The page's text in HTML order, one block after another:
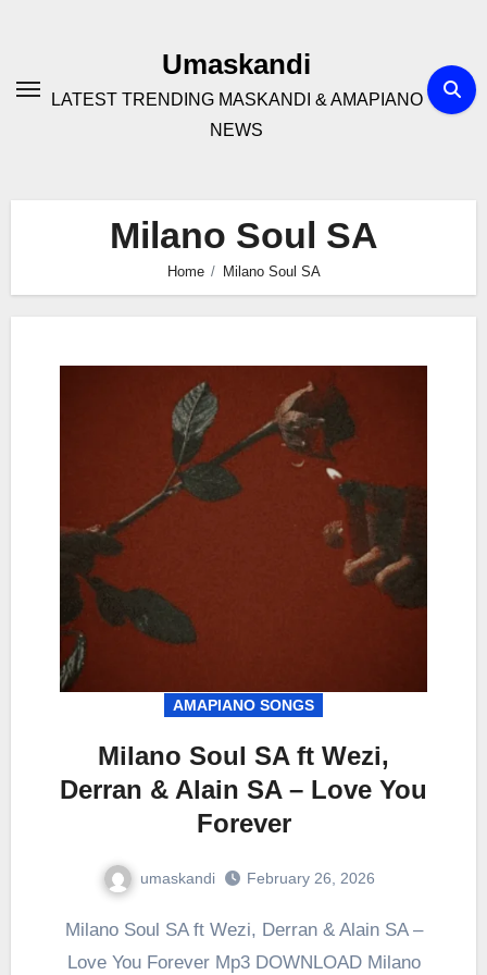
Umaskandi
LATEST TRENDING MASKANDI & AMAPIANO
NEWS
Milano Soul SA
Home Milano Soul SA
AMAPIANO SONGS
Milano Soul SA ft Wezi,
Derran & Alain SA – Love You
Forever
umaskandi February 26, 2026
Milano Soul SA ft Wezi, Derran & Alain SA –
Love You Forever Mp3 DOWNLOAD Milano